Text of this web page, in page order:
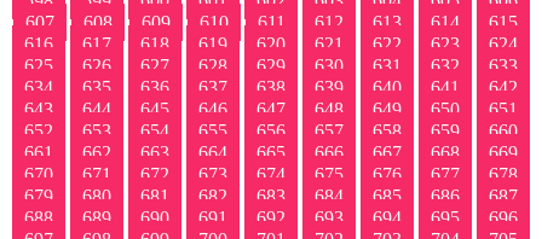
607
608 609 610 611 612 613 614
615
616
617 618 619 620 621 622 623
624
625
626 627 628 629 630 631 632
633
634
635 636 637 638 639 640 641
642
643
644 645 646 647 648 649 650
651
652
653 654 655 656 657 658 659
660
661
662 663 664 665 666 667 668
669
670
671 672 673 674 675 676 677
678
679
680 681 682 683 684 685 686
687
688
689 690 691 692 693 694 695
696